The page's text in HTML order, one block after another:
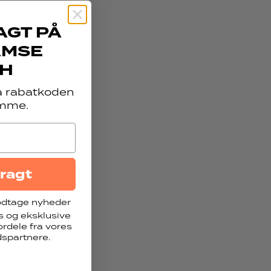
PÅ
rabatkoden
nyheder
og eksklusive
fra vores